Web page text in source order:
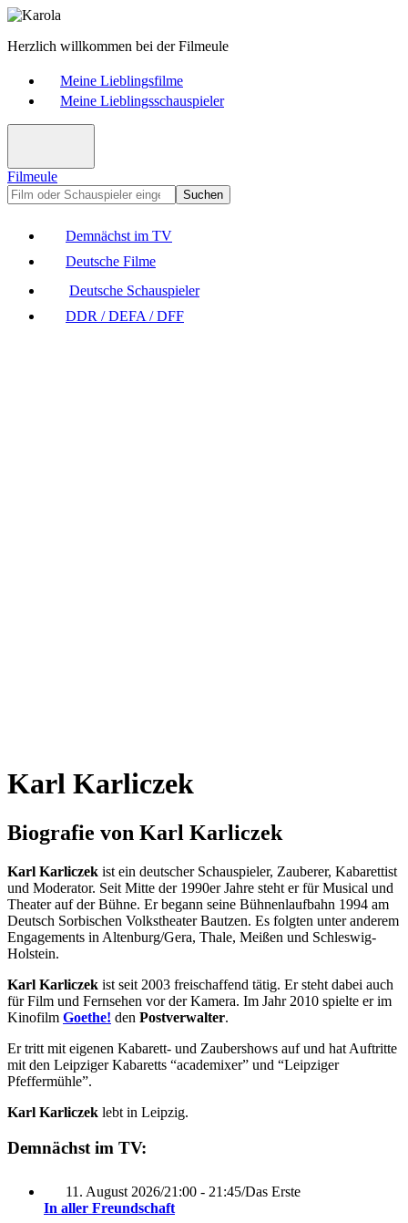
Herzlich willkommen bei der Filmeule
Meine Lieblingsfilme
Meine Lieblingsschauspieler
Filmeule
Suchen
Demnächst im TV
Deutsche Filme
Deutsche Schauspieler
DDR / DEFA / DFF
Karl Karliczek
Biografie von Karl Karliczek
Karl Karliczek ist ein deutscher Schauspieler, Zauberer, Kabarettist
und Moderator. Seit Mitte der 1990er Jahre steht er für Musical und
Theater auf der Bühne. Er begann seine Bühnenlaufbahn 1994 am
Deutsch Sorbischen Volkstheater Bautzen. Es folgten unter anderem
Engagements in Altenburg/Gera, Thale, Meißen und Schleswig-
Holstein.
Karl Karliczek ist seit 2003 freischaffend tätig. Er steht dabei auch
für Film und Fernsehen vor der Kamera. Im Jahr 2010 spielte er im
Kinofilm Goethe! den Postverwalter.
Er tritt mit eigenen Kabarett- und Zaubershows auf und hat Auftritte
mit den Leipziger Kabaretts “academixer” und “Leipziger
Pfeffermühle”.
Karl Karliczek lebt in Leipzig.
Demnächst im TV:
11. August 2026/21:00 - 21:45/Das Erste
In aller Freundschaft